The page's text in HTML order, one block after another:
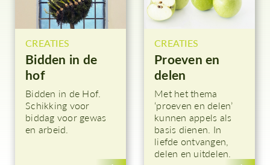
CREATIES
Bidden in de
hof
Bidden in de Hof.
Schikking voor
biddag voor gewas
en arbeid.
CREATIES
Proeven en
delen
Met het thema
‘proeven en delen’
kunnen appels als
basis dienen. In
liefde ontvangen,
delen en uitdelen.